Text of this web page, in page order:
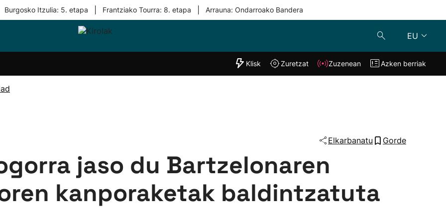
Burgosko Itzulia: 5. etapa Frantziako Tourra: 8. etapa Arrauna: Ondarroako Bandera
EU
Taldeak
"Helmuga"
Klisk Zuzenean
Klisk Zuretzat Zuzenean Azken berriak
Elkarbanatu Gorde
jaso du Bartzelonaren
kanporaketak baldintzatuta